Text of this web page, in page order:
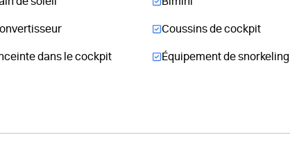
Coussins de cockpit
dans le cockpit Équipement de snorkeling